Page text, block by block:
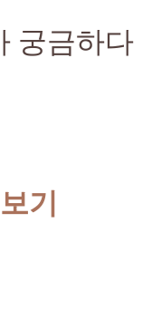
궁금하다
기